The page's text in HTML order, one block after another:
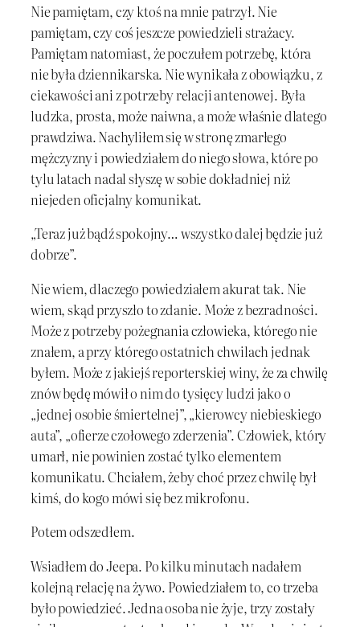
Nie pamiętam, czy ktoś na mnie patrzył. Nie
pamiętam, czy coś jeszcze powiedzieli strażacy.
Pamiętam natomiast, że poczułem potrzebę, która
nie była dziennikarska. Nie wynikała z obowiązku, z
ciekawości ani z potrzeby relacji antenowej. Była
ludzka, prosta, może naiwna, a może właśnie dlatego
prawdziwa. Nachyliłem się w stronę zmarłego
mężczyzny i powiedziałem do niego słowa, które po
tylu latach nadal słyszę w sobie dokładniej niż
niejeden oficjalny komunikat.
„Teraz już bądź spokojny… wszystko dalej będzie już
dobrze”.
Nie wiem, dlaczego powiedziałem akurat tak. Nie
wiem, skąd przyszło to zdanie. Może z bezradności.
Może z potrzeby pożegnania człowieka, którego nie
znałem, a przy którego ostatnich chwilach jednak
byłem. Może z jakiejś reporterskiej winy, że za chwilę
znów będę mówił o nim do tysięcy ludzi jako o
„jednej osobie śmiertelnej”, „kierowcy niebieskiego
auta”, „ofierze czołowego zderzenia”. Człowiek, który
umarł, nie powinien zostać tylko elementem
komunikatu. Chciałem, żeby choć przez chwilę był
kimś, do kogo mówi się bez mikrofonu.
Potem odszedłem.
Wsiadłem do Jeepa. Po kilku minutach nadałem
kolejną relację na żywo. Powiedziałem to, co trzeba
było powiedzieć. Jedna osoba nie żyje, trzy zostały